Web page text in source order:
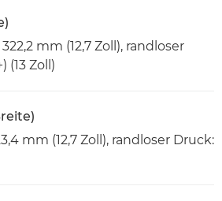
mm (12,7 Zoll), randloser
(13 Zoll)
mm (12,7 Zoll), randloser Druck: